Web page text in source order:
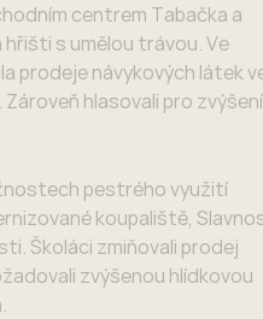
centrem Tabačka a
hřišti s umělou trávou. Ve
prodeje návykových látek
hlasovali pro zvýšení
pestrého využití
koupaliště,
Školáci zmiňovali prodej
zvýšenou hlídkovou